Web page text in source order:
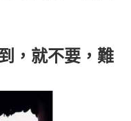
，就不要，難